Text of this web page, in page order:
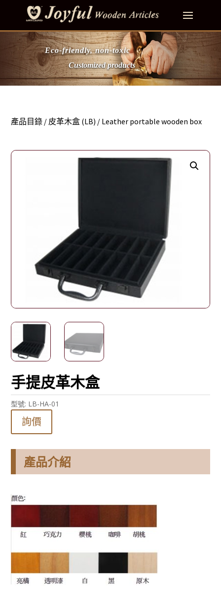
Eco-friendly, non-toxic
Customized products
產品目錄 / 皮革木盒 (LB) / Leather portable wooden box
手提皮革木盒
型號: LB-HA-01
詢價
產品介紹